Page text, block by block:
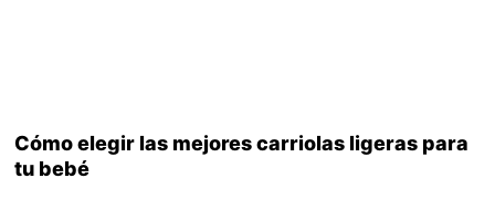
Cómo elegir las mejores carriolas ligeras para
tu bebé